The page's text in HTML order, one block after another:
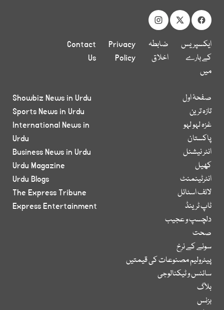
ایکسپریس
کے بارے
میں
ضابطہ
اخلاق
Privacy
Policy
Contact
Us
صفحۂ اول
تازہ ترین
غزہ لہو لہو
پاکستان
انٹر نیشنل
کھیل
انٹرٹینمنٹ
لائف اسٹائل
ٹاپ ٹرینڈ
دلچسپ و عجیب
صحت
سونے کے نرخ
پیٹرولیم مصنوعات کی قیمتیں
سائنس و ٹیکنالوجی
بلاگ
بزنس
Showbiz News in Urdu
Sports News in Urdu
International News in
Urdu
Business News in Urdu
Urdu Magazine
Urdu Blogs
The Express Tribune
Express Entertainment